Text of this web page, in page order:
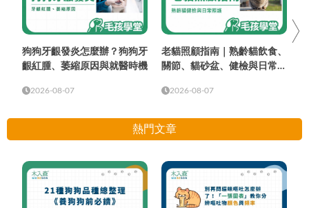
狗狗牙齦發炎怎麼辦？狗狗牙
齦紅腫、萎縮原因與就醫時機
2026-08-07
老貓照顧指南｜熟齡貓飲食、
關節、貓砂盆、健檢與日常照
2026-08-07
熱門文章